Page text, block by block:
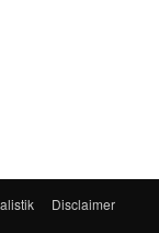
Disclaimer